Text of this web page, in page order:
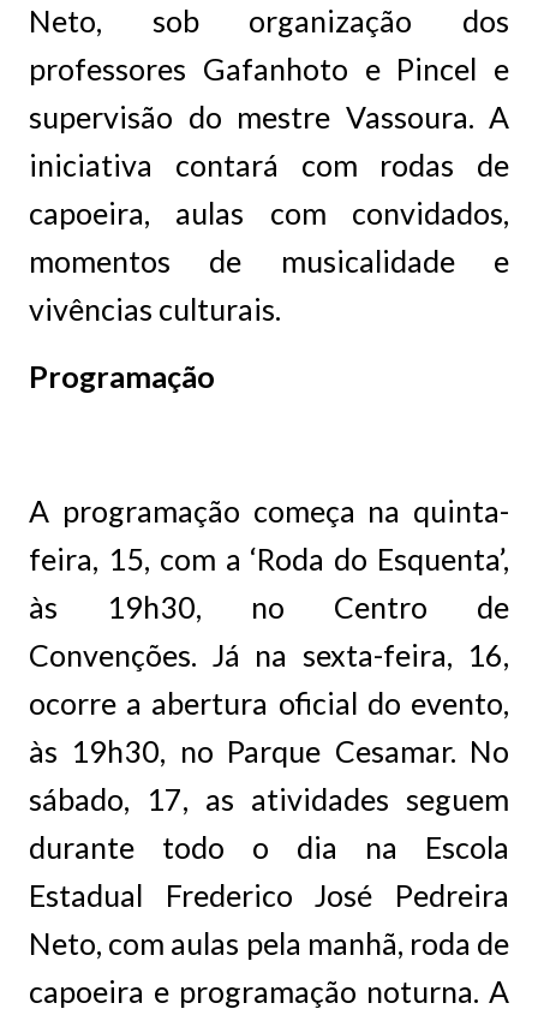
Neto, sob organização dos
professores Gafanhoto e Pincel e
supervisão do mestre Vassoura. A
iniciativa contará com rodas de
capoeira, aulas com convidados,
momentos de musicalidade e
vivências culturais.
Programação
A programação começa na quinta-
feira, 15, com a ‘Roda do Esquenta’,
às 19h30, no Centro de
Convenções. Já na sexta-feira, 16,
ocorre a abertura oficial do evento,
às 19h30, no Parque Cesamar. No
sábado, 17, as atividades seguem
durante todo o dia na Escola
Estadual Frederico José Pedreira
Neto, com aulas pela manhã, roda de
capoeira e programação noturna. A